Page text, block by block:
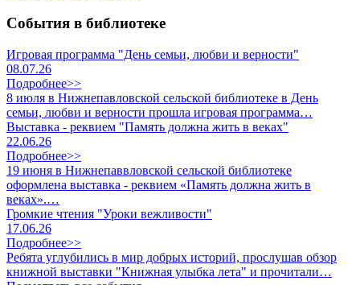
События в библиотеке
Игровая программа "День семьи, любви и верности"
08.07.26
Подробнее>>
8 июля в Нижнепавловской сельской библиотеке в День
семьи, любви и верности прошла игровая программа…
Выставка - реквием "Память должна жить в веках"
22.06.26
Подробнее>>
19 июня в Нижнепаввловской сельской библиотеке
оформлена выставка - реквием «Память должна жить в
веках».…
Громкие чтения "Уроки вежливости"
17.06.26
Подробнее>>
Ребята углубились в мир добрых историй, прослушав обзор
книжной выставки "Книжная улыбка лета" и прочитали…